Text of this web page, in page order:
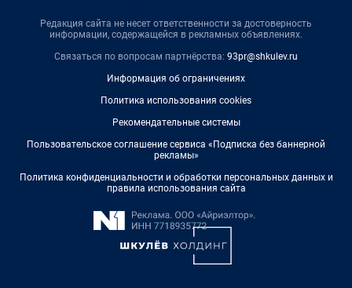
Редакция сайта не несет ответственности за достоверность
информации, содержащейся в рекламных объявлениях.
Связаться по вопросам партнёрства: 93pr@shkulev.ru
Информация об ограничениях
Политика использования cookies
Рекомендательные системы
Пользовательское соглашение сервиса «Подписка без баннерной
рекламы»
Политика конфиденциальности и обработки персональных данных и
правила использования сайта